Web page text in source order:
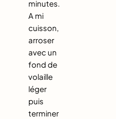
minutes.
A mi
cuisson,
arroser
avec un
fond de
volaille
léger
puis
terminer